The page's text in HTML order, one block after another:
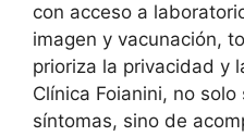
con acceso a
imagen y vacunación,
prioriza la privacidad y
Clínica Foianini, no
síntomas, sino de